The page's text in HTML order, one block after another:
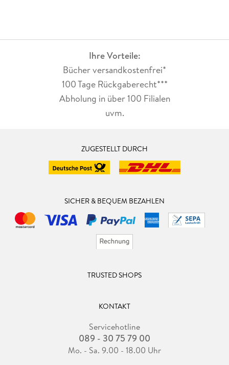
Ihre Vorteile:
Bücher versandkostenfrei*
100 Tage Rückgaberecht***
Abholung in über 100 Filialen
uvm.
ZUGESTELLT DURCH
SICHER & BEQUEM BEZAHLEN
TRUSTED SHOPS
KONTAKT
Servicehotline
089 - 30 75 79 00
Mo. - Sa. 9.00 - 18.00 Uhr